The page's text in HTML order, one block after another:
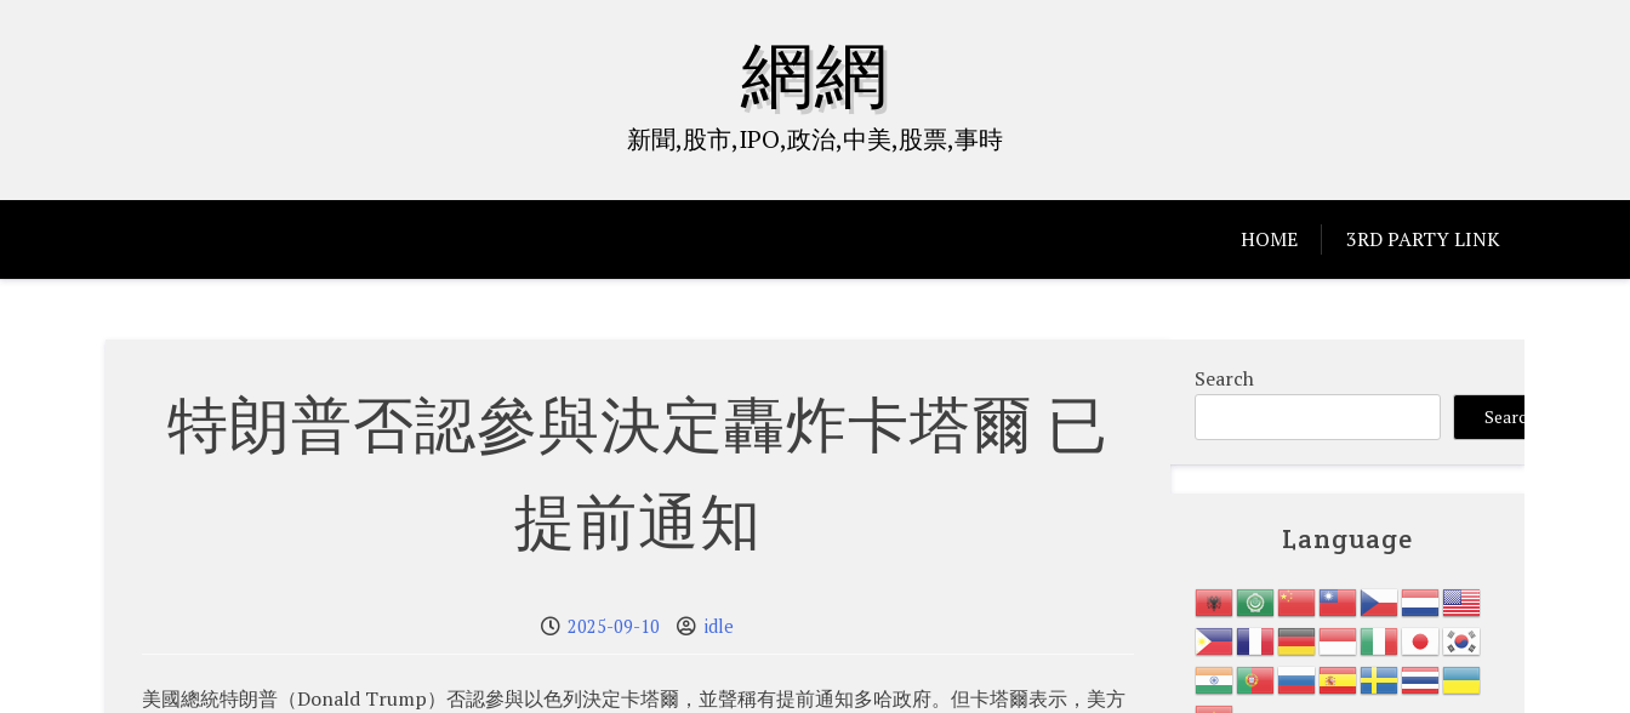
網網
新聞,股市,IPO,政治,中美,股票,事時
HOME 3RD PARTY LINK
特朗普否認參與決定轟炸卡塔爾 已
提前通知
2025-09-10 idle
美國總統特朗普（Donald Trump）否認參與以色列決定卡塔爾，並聲稱有提前通知多哈政府。但卡塔爾表示，美方
Search
Search
Language